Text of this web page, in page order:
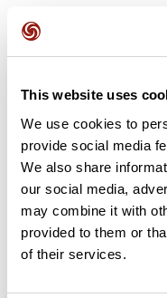
This website uses
We use cookies to
provide social media
We also share
our social media,
may combine it with
provided to them or
of their services.
Découvrez ce parcours